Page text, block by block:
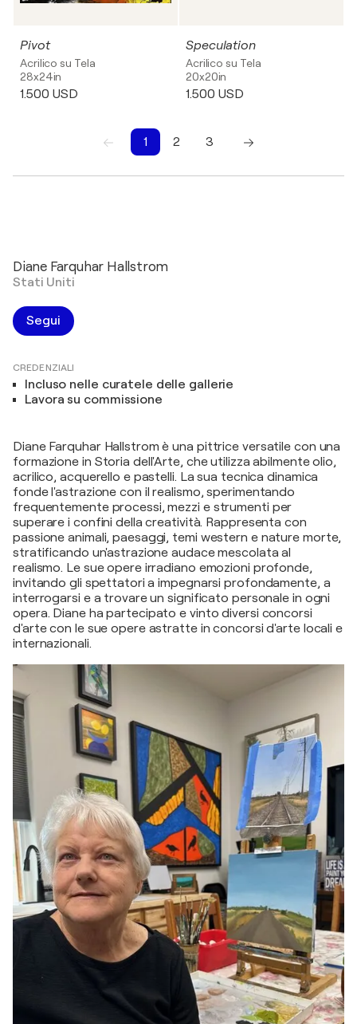
Pivot
Acrilico su Tela
28x24in
1.500 USD
Speculation
Acrilico su Tela
20x20in
1.500 USD
1 2 3
Diane Farquhar Hallstrom
Stati Uniti
Segui
CREDENZIALI
Incluso nelle curatele delle gallerie
Lavora su commissione
Diane Farquhar Hallstrom è una pittrice versatile con una
formazione in Storia dell'Arte, che utilizza abilmente olio,
acrilico, acquerello e pastelli. La sua tecnica dinamica
fonde l'astrazione con il realismo, sperimentando
frequentemente processi, mezzi e strumenti per
superare i confini della creatività. Rappresenta con
passione animali, paesaggi, temi western e nature morte,
stratificando un'astrazione audace mescolata al
realismo. Le sue opere irradiano emozioni profonde,
invitando gli spettatori a impegnarsi profondamente, a
interrogarsi e a trovare un significato personale in ogni
opera. Diane ha partecipato e vinto diversi concorsi
d'arte con le sue opere astratte in concorsi d'arte locali e
internazionali.